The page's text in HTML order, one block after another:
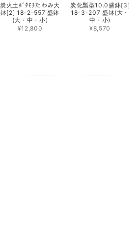
炭火土ﾎﾞﾀﾓﾁたわみ大
鉢[2] 18-2-557 盛鉢
(大・中・小)
¥12,800
炭化瓢型10.0盛鉢[3]
18-3-207 盛鉢(大・
中・小)
¥8,570